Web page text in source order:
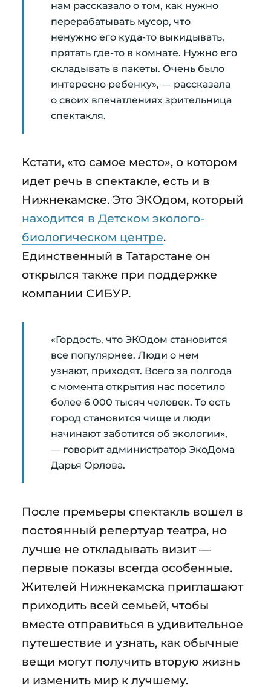
нам рассказало о том, как нужно
перерабатывать мусор, что
ненужно его куда-то выкидывать,
прятать где-то в комнате. Нужно его
складывать в пакеты. Очень было
интересно ребенку», — рассказала
о своих впечатлениях зрительница
спектакля.
Кстати, «то самое место», о котором
идет речь в спектакле, есть и в
Нижнекамске. Это ЭКОдом, который
находится в Детском эколого-
биологическом центре.
Единственный в Татарстане он
открылся также при поддержке
компании СИБУР.
«Гордость, что ЭКОдом становится
все популярнее. Люди о нем
узнают, приходят. Всего за полгода
с момента открытия нас посетило
более 6 000 тысяч человек. То есть
город становится чище и люди
начинают заботится об экологии»,
— говорит администратор ЭкоДома
Дарья Орлова.
После премьеры спектакль вошел в
постоянный репертуар театра, но
лучше не откладывать визит —
первые показы всегда особенные.
Жителей Нижнекамска приглашают
приходить всей семьей, чтобы
вместе отправиться в удивительное
путешествие и узнать, как обычные
вещи могут получить вторую жизнь
и изменить мир к лучшему.